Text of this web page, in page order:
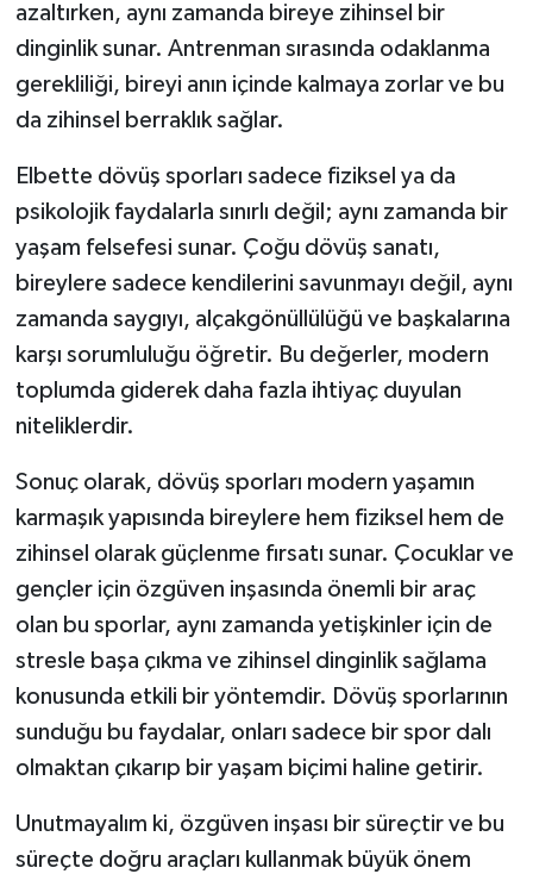
azaltırken, aynı zamanda bireye zihinsel bir
dinginlik sunar. Antrenman sırasında odaklanma
gerekliliği, bireyi anın içinde kalmaya zorlar ve bu
da zihinsel berraklık sağlar.
Elbette dövüş sporları sadece fiziksel ya da
psikolojik faydalarla sınırlı değil; aynı zamanda bir
yaşam felsefesi sunar. Çoğu dövüş sanatı,
bireylere sadece kendilerini savunmayı değil, aynı
zamanda saygıyı, alçakgönüllülüğü ve başkalarına
karşı sorumluluğu öğretir. Bu değerler, modern
toplumda giderek daha fazla ihtiyaç duyulan
niteliklerdir.
Sonuç olarak, dövüş sporları modern yaşamın
karmaşık yapısında bireylere hem fiziksel hem de
zihinsel olarak güçlenme fırsatı sunar. Çocuklar ve
gençler için özgüven inşasında önemli bir araç
olan bu sporlar, aynı zamanda yetişkinler için de
stresle başa çıkma ve zihinsel dinginlik sağlama
konusunda etkili bir yöntemdir. Dövüş sporlarının
sunduğu bu faydalar, onları sadece bir spor dalı
olmaktan çıkarıp bir yaşam biçimi haline getirir.
Unutmayalım ki, özgüven inşası bir süreçtir ve bu
süreçte doğru araçları kullanmak büyük önem